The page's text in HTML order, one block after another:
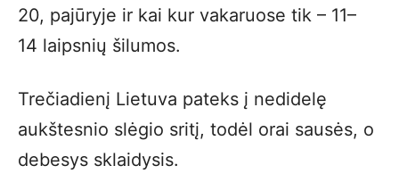
20, pajūryje ir kai kur vakaruose tik – 11–
14 laipsnių šilumos.
Trečiadienį Lietuva pateks į nedidelę
aukštesnio slėgio sritį, todėl orai sausės, o
debesys sklaidysis.